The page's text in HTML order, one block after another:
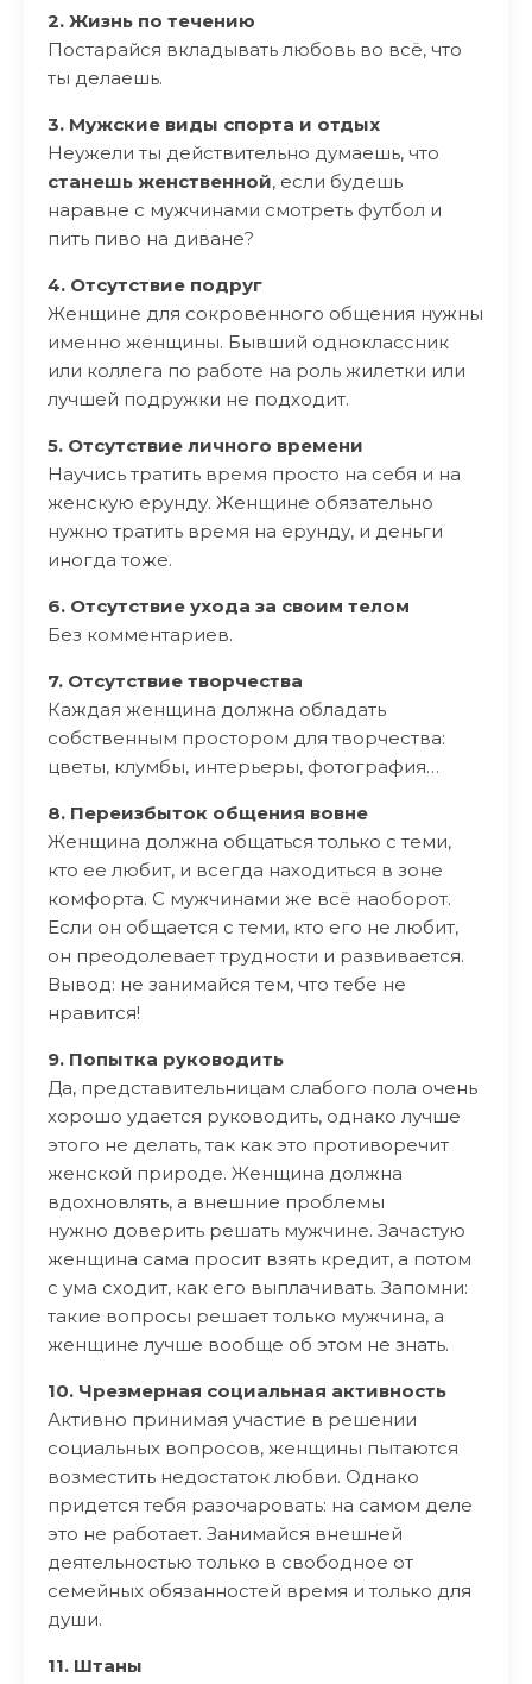
2. Жизнь по течению
Постарайся вкладывать любовь во всë, что
ты делаешь.
3. Мужские виды спорта и отдых
Неужели ты действительно думаешь, что
станешь женственной, если будешь
наравне с мужчинами смотреть футбол и
пить пиво на диване?
4. Отсутствие подруг
Женщине для сокровенного общения нужны
именно женщины. Бывший одноклассник
или коллега по работе на роль жилетки или
лучшей подружки не подходит.
5. Отсутствие личного времени
Научись тратить время просто на себя и на
женскую ерунду. Женщине обязательно
нужно тратить время на ерунду, и деньги
иногда тоже.
6. Отсутствие ухода за своим телом
Без комментариев.
7. Отсутствие творчества
Каждая женщина должна обладать
собственным простором для творчества:
цветы, клумбы, интерьеры, фотография…
8. Переизбыток общения вовне
Женщина должна общаться только с теми,
кто ее любит, и всегда находиться в зоне
комфорта. С мужчинами же всë наоборот.
Если он общается с теми, кто его не любит,
он преодолевает трудности и развивается.
Вывод: не занимайся тем, что тебе не
нравится!
9. Попытка руководить
Да, представительницам слабого пола очень
хорошо удается руководить, однако лучше
этого не делать, так как это противоречит
женской природе. Женщина должна
вдохновлять, а внешние проблемы
нужно доверить решать мужчине. Зачастую
женщина сама просит взять кредит, а потом
с ума сходит, как его выплачивать. Запомни:
такие вопросы решает только мужчина, а
женщине лучше вообще об этом не знать.
10. Чрезмерная социальная активность
Активно принимая участие в решении
социальных вопросов, женщины пытаются
возместить недостаток любви. Однако
придется тебя разочаровать: на самом деле
это не работает. Занимайся внешней
деятельностью только в свободное от
семейных обязанностей время и только для
души.
11. Штаны